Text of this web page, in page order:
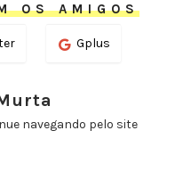
OS AMIGOS
Gplus
navegando pelo site